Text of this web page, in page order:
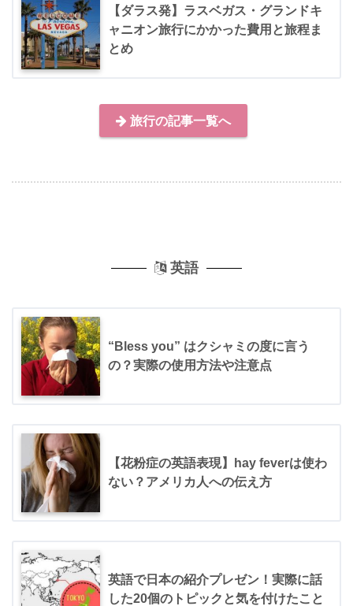
【ダラス発】ラスベガス・グランドキ
ャニオン旅行にかかった費用と旅程ま
とめ
旅行の記事一覧へ
英語
“Bless you” はクシャミの度に言う
の？実際の使用方法や注意点
【花粉症の英語表現】hay feverは使わ
ない？アメリカ人への伝え方
英語で日本の紹介プレゼン！実際に話
した20個のトピックと気を付けたこと